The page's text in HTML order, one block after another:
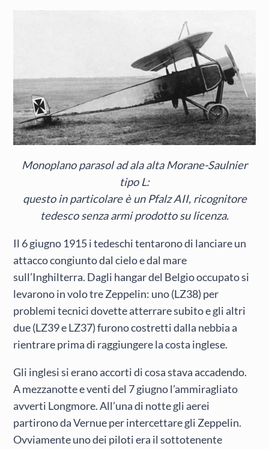
Monoplano parasol ad ala alta Morane-Saulnier
tipo L:
questo in particolare è un Pfalz AII, ricognitore
tedesco senza armi prodotto su licenza.
Il 6 giugno 1915 i tedeschi tentarono di lanciare un
attacco congiunto dal cielo e dal mare
sull’Inghilterra. Dagli hangar del Belgio occupato si
levarono in volo tre Zeppelin: uno (LZ38) per
problemi tecnici dovette atterrare subito e gli altri
due (LZ39 e LZ37) furono costretti dalla nebbia a
rientrare prima di raggiungere la costa inglese.
Gli inglesi si erano accorti di cosa stava accadendo.
A mezzanotte e venti del 7 giugno l’ammiragliato
avverti Longmore. All’una di notte gli aerei
partirono da Vernue per intercettare gli Zeppelin.
Ovviamente uno dei piloti era il sottotenente